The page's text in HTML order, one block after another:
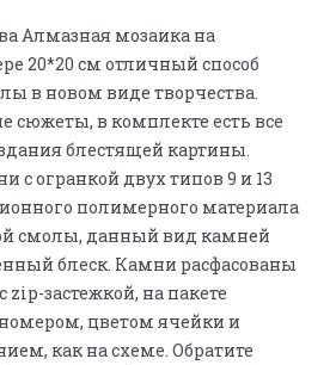
Алмазная мозаика на
20*20 см отличный способ
в новом виде творчества.
сюжеты, в комплекте есть все
блестящей картины.
с огранкой двух типов 9 и 13
полимерного материала
смолы, данный вид камней
блеск. Камни расфасованы
застежкой, на пакете
цветом ячейки и
как на схеме. Обратите